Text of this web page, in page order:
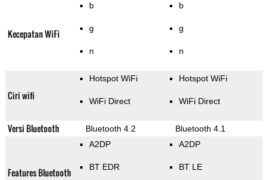
Kecepatan WiFi
b
g
n
b
g
n
Ciri wifi
Hotspot WiFi
WiFi Direct
Hotspot WiFi
WiFi Direct
Versi Bluetooth Bluetooth 4.2 Bluetooth 4.1
Features Bluetooth
A2DP
BT EDR
A2DP
BT LE